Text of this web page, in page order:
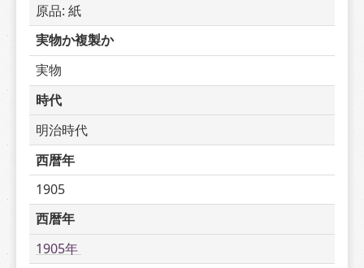
原品: 紙
実物か複製か
実物
時代
明治時代
西暦年
1905
西暦年
1905年